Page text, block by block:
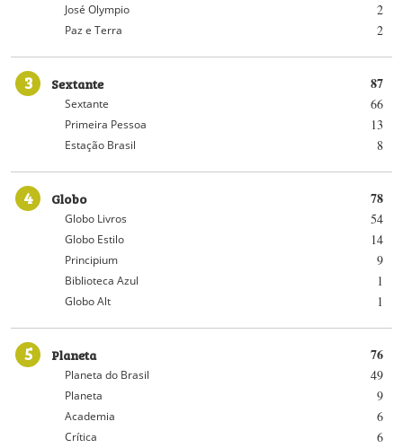
2
José Olympio
2
Paz e Terra
3 87
Sextante
66
Sextante
13
Primeira Pessoa
8
Estação Brasil
4 78
Globo
54
Globo Livros
14
Globo Estilo
9
Principium
1
Biblioteca Azul
1
Globo Alt
5 76
Planeta
49
Planeta do Brasil
9
Planeta
6
Academia
6
Crítica